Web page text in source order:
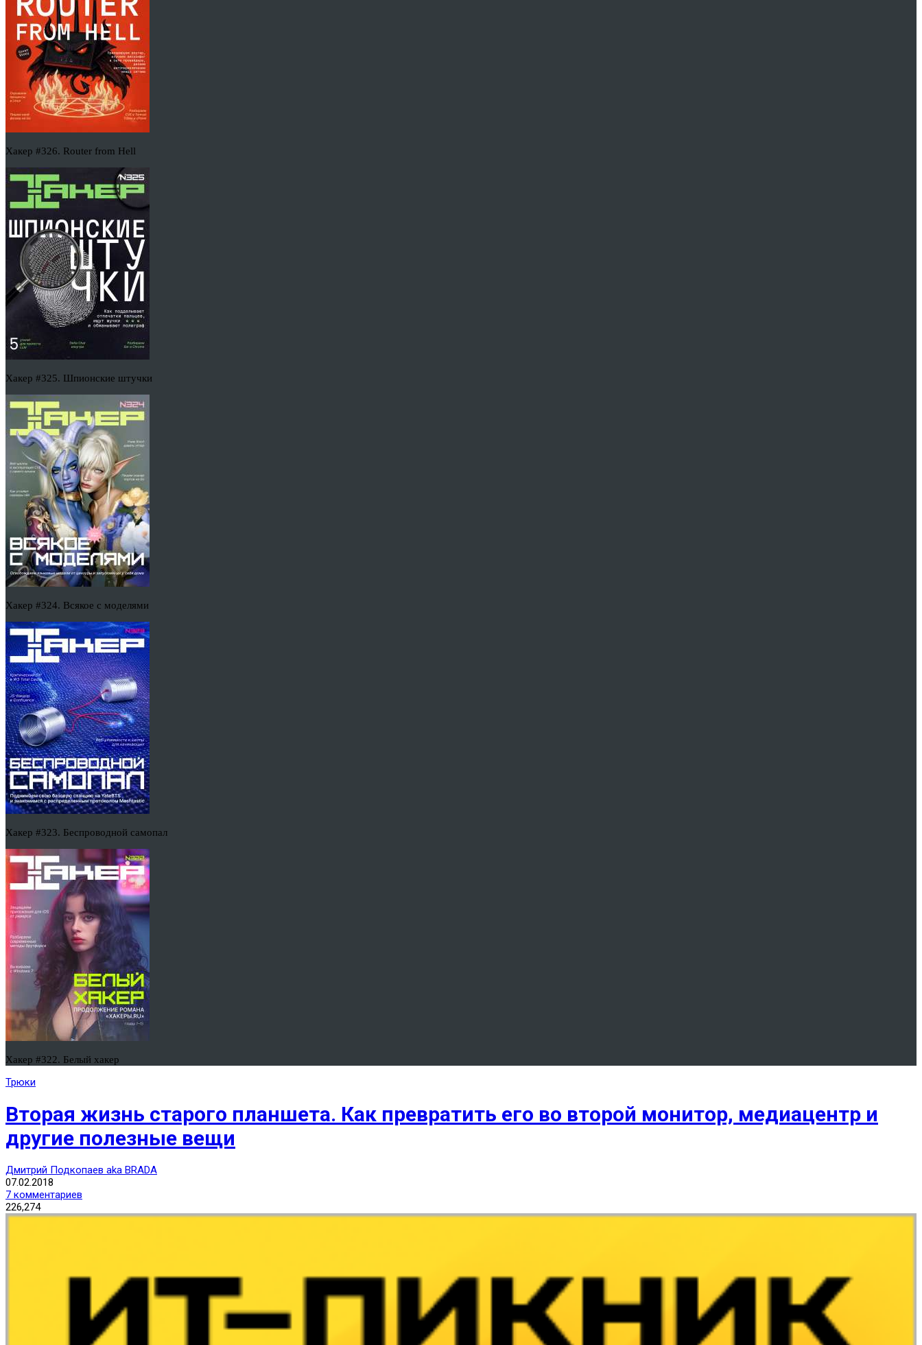
Хакер #326. Router from Hell
Хакер #325. Шпионские штучки
Хакер #324. Всякое с моделями
Хакер #323. Беспроводной самопал
Хакер #322. Белый хакер
Трюки
Вторая жизнь старого планшета. Как превратить его во второй монитор, медиацентр и
другие полезные вещи
Дмитрий Подкопаев aka BRADA
07.02.2018
7 комментариев
226,274